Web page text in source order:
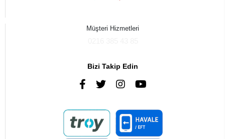
Müşteri Hizmetleri
Bizi Takip Edin